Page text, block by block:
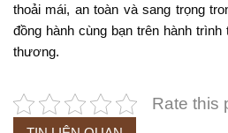
thoải mái, an toàn và sang trọng
đồng hành cùng bạn trên hành
thương.
Rate this